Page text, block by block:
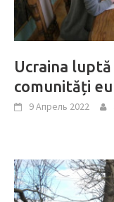
Ucraina
comunități
9 Апрель 2022